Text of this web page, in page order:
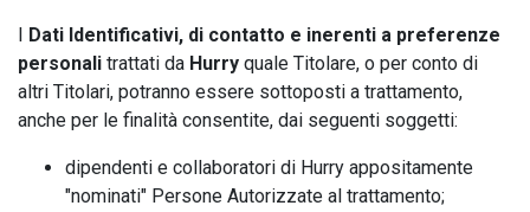
I Dati Identificativi, di contatto e inerenti a preferenze
personali trattati da Hurry quale Titolare, o per conto di
altri Titolari, potranno essere sottoposti a trattamento,
anche per le finalità consentite, dai seguenti soggetti:
dipendenti e collaboratori di Hurry appositamente
"nominati" Persone Autorizzate al trattamento;